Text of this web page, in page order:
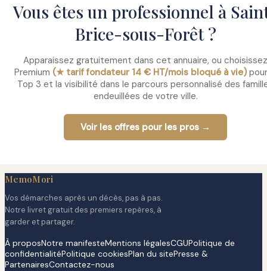
Vous êtes un professionnel à
Brice-sous-Forêt ?
Apparaissez gratuitement dans cet annuaire, ou choisissez
Premium (★ tarif fondateur 14 € HT/mois bloqué à vie)
Top 3 et la visibilité dans le parcours personnalisé des
endeuillées de votre ville.
Voir les offres pour les pros →
MemoMori
Vos démarches après un décès, pas à pas.
Notre livret gratuit des premiers repères, à
garder et partager.
À proposNotre manifesteMentions légalesCGUPolitique de
confidentialitéPolitique cookiesPlan du sitePresse &
PartenairesContactez-nous